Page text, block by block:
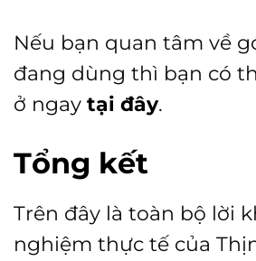
Nếu bạn quan tâm về
đang dùng thì bạn có
ở ngay tại đây.
Tổng kết
Trên đây là toàn bộ lời
nghiệm thực tế của